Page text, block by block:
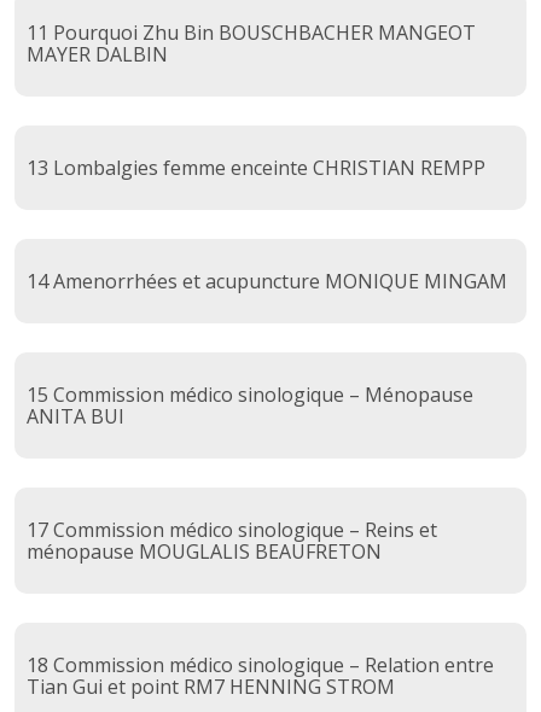
11 Pourquoi Zhu Bin BOUSCHBACHER MANGEOT
MAYER DALBIN
13 Lombalgies femme enceinte CHRISTIAN REMPP
14 Amenorrhées et acupuncture MONIQUE MINGAM
15 Commission médico sinologique – Ménopause
ANITA BUI
17 Commission médico sinologique – Reins et
ménopause MOUGLALIS BEAUFRETON
18 Commission médico sinologique – Relation entre
Tian Gui et point RM7 HENNING STROM